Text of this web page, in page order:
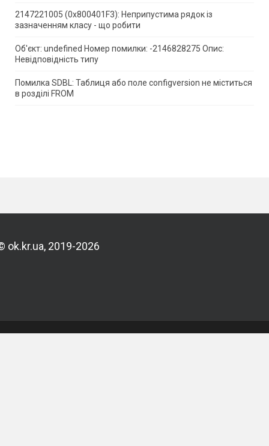
2147221005 (0x800401F3): Неприпустима рядок із
зазначенням класу - що робити
Об'єкт: undefined Номер помилки: -2146828275 Опис:
Невідповідність типу
Помилка SDBL: Таблиця або поле configversion не міститься
в розділі FROM
ok.kr.ua, 2019-2026